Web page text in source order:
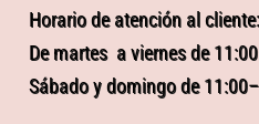
Horario de atención al cliente:
De martes a viernes de
Sábado y domingo de